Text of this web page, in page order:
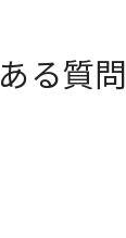
る質問